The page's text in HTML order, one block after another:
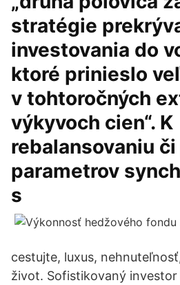
stratégie
investovania do
ktoré prinieslo
v tohtoročných
výkyvoch cien“. K
rebalansovaniu
parametrov
s
cestujte, luxus,
život. Sofistikovaný investor